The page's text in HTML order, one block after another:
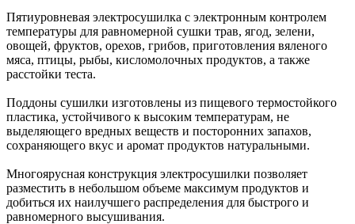
Пятиуровневая электросушилка c электронным контролем
температуры для равномерной сушки трав, ягод, зелени,
овощей, фруктов, орехов, грибов, приготовления вяленого
мяса, птицы, рыбы, кисломолочных продуктов, а также
расстойки теста.
Поддоны сушилки изготовлены из пищевого термостойкого
пластика, устойчивого к высоким температурам, не
выделяющего вредных веществ и посторонних запахов,
сохраняющего вкус и аромат продуктов натуральными.
Многоярусная конструкция электросушилки позволяет
разместить в небольшом объеме максимум продуктов и
добиться их наилучшего распределения для быстрого и
равномерного высушивания.